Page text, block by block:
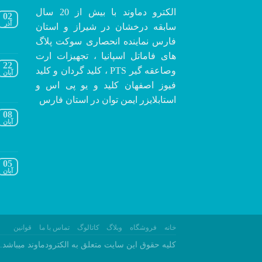
الکترو دماوند با بیش از 20 سال
سابقه درخشان در شیراز و استان
فارس نماینده انحصاری سوکت پلاگ
های فاماتل اسپانیا ، تجهیزات ارت
وصاعقه گیر PTS ، کلید گردان و کلید
فیوز اصفهان کلید و یو پی اس و
استابلایزر ایمن توان در استان فارس
02
آذر
22
آبان
08
آبان
05
آبان
خانه فروشگاه وبلاگ کاتالوگ تماس با ما قوانین
کلیه حقوق این سایت متعلق به الکترودماوند میباشد.